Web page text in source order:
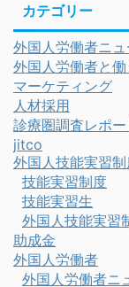
カテゴリー
外国人労働者ニュ
外国人労働者と働
マーケティング
人材採用
診療圏調査レポー
jitco
外国人技能実習
技能実習制度
技能実習生
外国人技能実習
助成金
外国人労働者
外国人労働者ニ